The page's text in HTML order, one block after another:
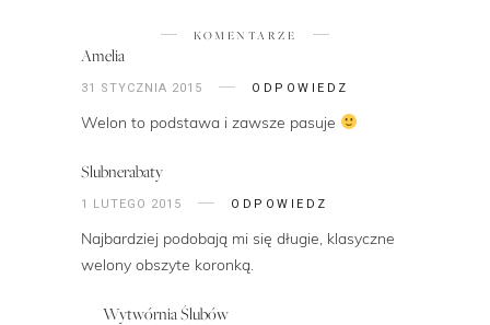
KOMENTARZE
Amelia
31 STYCZNIA 2015 ODPOWIEDZ
Welon to podstawa i zawsze pasuje
Slubnerabaty
1 LUTEGO 2015 ODPOWIEDZ
Najbardziej podobają mi się długie, klasyczne
welony obszyte koronką.
Wytwórnia Ślubów